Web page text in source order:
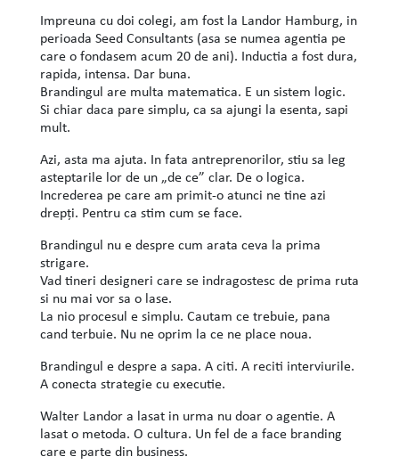
Impreuna cu doi colegi, am fost la Landor Hamburg, in
perioada Seed Consultants (asa se numea agentia pe
care o fondasem acum 20 de ani). Inductia a fost dura,
rapida, intensa. Dar buna.
Brandingul are multa matematica. E un sistem logic.
Si chiar daca pare simplu, ca sa ajungi la esenta, sapi
mult.
Azi, asta ma ajuta. In fata antreprenorilor, stiu sa leg
asteptarile lor de un „de ce” clar. De o logica.
Increderea pe care am primit-o atunci ne tine azi
drepți. Pentru ca stim cum se face.
Brandingul nu e despre cum arata ceva la prima
strigare.
Vad tineri designeri care se indragostesc de prima ruta
si nu mai vor sa o lase.
La nio procesul e simplu. Cautam ce trebuie, pana
cand terbuie. Nu ne oprim la ce ne place noua.
Brandingul e despre a sapa. A citi. A reciti interviurile.
A conecta strategie cu executie.
Walter Landor a lasat in urma nu doar o agentie. A
lasat o metoda. O cultura. Un fel de a face branding
care e parte din business.